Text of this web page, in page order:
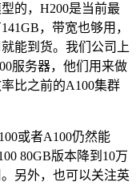
的，H200是当前最
，带宽也够用，
能到货。我们公司上
服务器，他们用来做
比之前的A100集群
或者A100仍然能
80GB版本降到10万
另外，也可以关注英